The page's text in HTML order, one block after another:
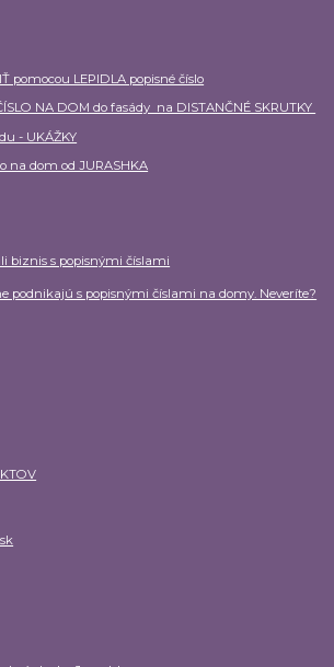
pomocou LEPIDLA popisné číslo
NA DOM do fasády na DISTANČNÉ SKRUTKY
- UKÁŽKY
na dom od JURASHKA
biznis s popisnými číslami
podnikajú s popisnými číslami na domy. Neveríte?